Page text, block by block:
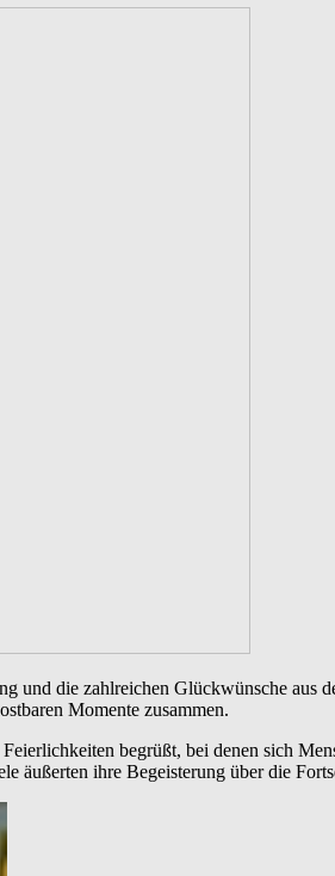
und die zahlreichen Glückwünsche
Momente zusammen.
begrüßt, bei denen sich
äußerten ihre Begeisterung über die